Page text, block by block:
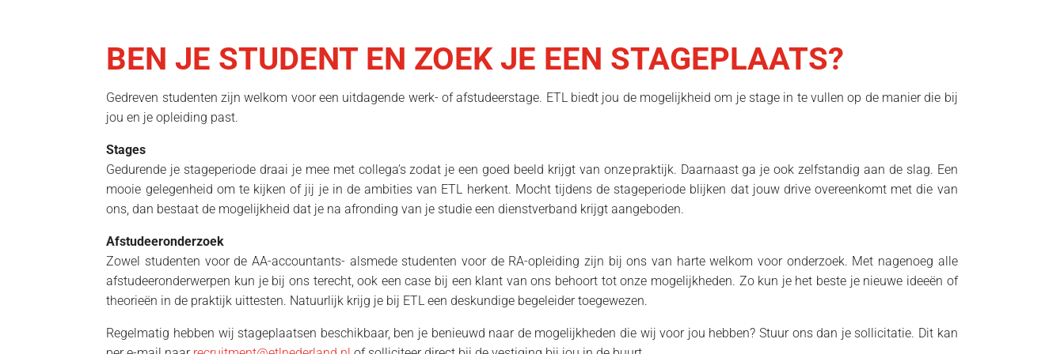
BEN JE STUDENT EN ZOEK JE EEN STAGEPLAATS?
Gedreven studenten zijn welkom voor een uitdagende werk- of afstudeerstage. ETL biedt jou de mogelijkheid om je stage in te vullen op de manier die bij
jou en je opleiding past.
Stages
Gedurende je stageperiode draai je mee met collega’s zodat je een goed beeld krijgt van onze praktijk. Daarnaast ga je ook zelfstandig aan de slag. Een
mooie gelegenheid om te kijken of jij je in de ambities van ETL herkent. Mocht tijdens de stageperiode blijken dat jouw drive overeenkomt met die van
ons, dan bestaat de mogelijkheid dat je na afronding van je studie een dienstverband krijgt aangeboden.
Afstudeeronderzoek
Zowel studenten voor de AA-accountants- alsmede studenten voor de RA-opleiding zijn bij ons van harte welkom voor onderzoek. Met nagenoeg alle
afstudeeronderwerpen kun je bij ons terecht, ook een case bij een klant van ons behoort tot onze mogelijkheden. Zo kun je het beste je nieuwe ideeën of
theorieën in de praktijk uittesten. Natuurlijk krijg je bij ETL een deskundige begeleider toegewezen.
Regelmatig hebben wij stageplaatsen beschikbaar, ben je benieuwd naar de mogelijkheden die wij voor jou hebben? Stuur ons dan je sollicitatie. Dit kan